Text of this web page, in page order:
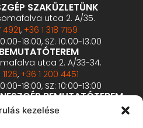
kezelése
SZAKÜZLETÜNK
utca 2. A/35.
4921, +36 1 318 7159
18:00, SZ: 10:00-13:00
utca 2. A/33-34.
, +36 1 200 4451
18:00, SZ: 10:00-13:00
BEMUTATÓTEREM
Vállalkozó u. 12.
1 900 0657